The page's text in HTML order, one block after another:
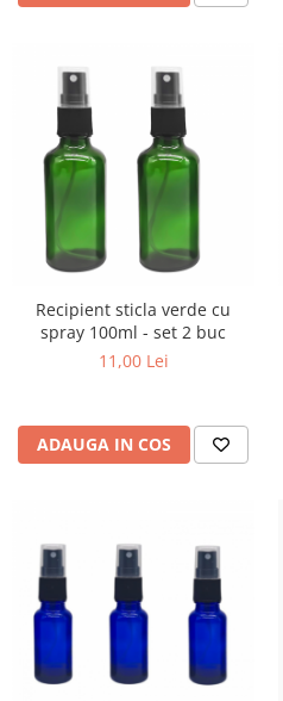
Recipient sticla verde cu
spray 100ml - set 2 buc
11,00 Lei
ADAUGA IN COS